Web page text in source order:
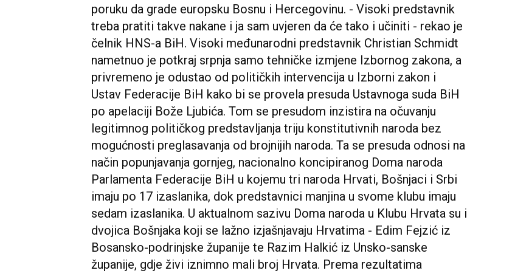
poruku da grade europsku Bosnu i Hercegovinu. - Visoki predstavnik
treba pratiti takve nakane i ja sam uvjeren da će tako i učiniti - rekao je
čelnik HNS-a BiH. Visoki međunarodni predstavnik Christian Schmidt
nametnuo je potkraj srpnja samo tehničke izmjene Izbornog zakona, a
privremeno je odustao od političkih intervencija u Izborni zakon i
Ustav Federacije BiH kako bi se provela presuda Ustavnoga suda BiH
po apelaciji Bože Ljubića. Tom se presudom inzistira na očuvanju
legitimnog političkog predstavljanja triju konstitutivnih naroda bez
mogućnosti preglasavanja od brojnijih naroda. Ta se presuda odnosi na
način popunjavanja gornjeg, nacionalno koncipiranog Doma naroda
Parlamenta Federacije BiH u kojemu tri naroda Hrvati, Bošnjaci i Srbi
imaju po 17 izaslanika, dok predstavnici manjina u svome klubu imaju
sedam izaslanika. U aktualnom sazivu Doma naroda u Klubu Hrvata su i
dvojica Bošnjaka koji se lažno izjašnjavaju Hrvatima - Edim Fejzić iz
Bosansko-podrinjske županije te Razim Halkić iz Unsko-sanske
županije, gdje živi iznimno mali broj Hrvata. Prema rezultatima